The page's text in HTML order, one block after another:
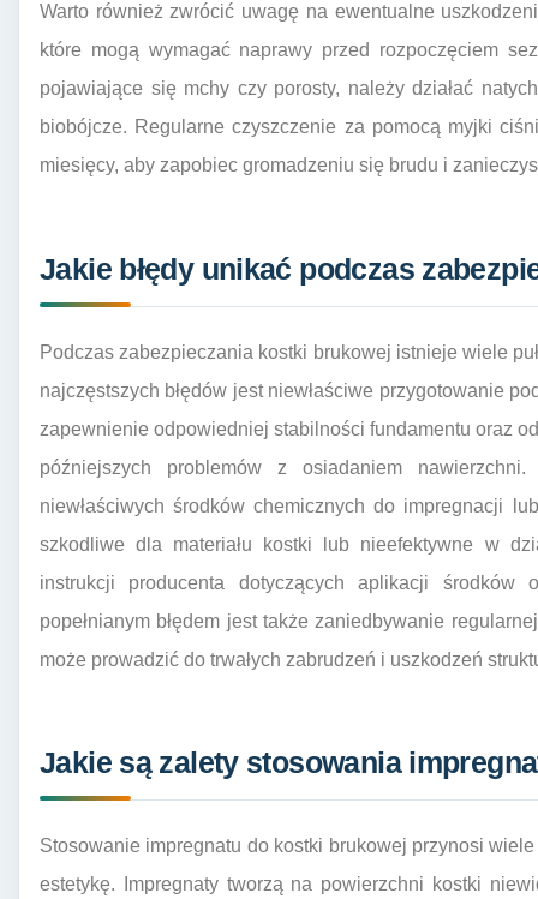
Warto również zwrócić uwagę na ewentualne
które mogą wymagać naprawy przed rozpoczęciem
pojawiające się mchy czy porosty, należy działać
biobójcze. Regularne czyszczenie za pomocą myjki
miesięcy, aby zapobiec gromadzeniu się brudu i
Jakie błędy unikać podczas
Podczas zabezpieczania kostki brukowej istnieje wiele
najczęstszych błędów jest niewłaściwe przygotowanie
zapewnienie odpowiedniej stabilności fundamentu oraz
późniejszych problemów z osiadaniem
niewłaściwych środków chemicznych do impregnacji
szkodliwe dla materiału kostki lub nieefektywne w
instrukcji producenta dotyczących aplikacji środków
popełnianym błędem jest także zaniedbywanie
może prowadzić do trwałych zabrudzeń i uszkodzeń
Jakie są zalety stosowania
Stosowanie impregnatu do kostki brukowej przynosi
estetykę. Impregnaty tworzą na powierzchni kostki